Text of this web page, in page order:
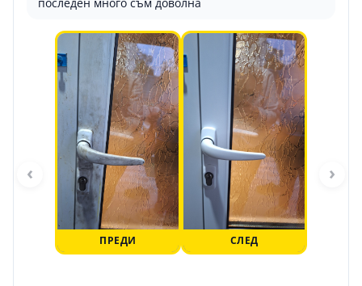
ПРЕДИ СЛЕД
‹ ›